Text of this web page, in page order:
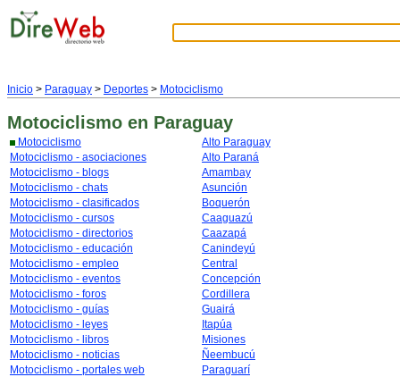
Inicio > Paraguay > Deportes > Motociclismo
Motociclismo en Paraguay
Motociclismo
Motociclismo - asociaciones
Motociclismo - blogs
Motociclismo - chats
Motociclismo - clasificados
Motociclismo - cursos
Motociclismo - directorios
Motociclismo - educación
Motociclismo - empleo
Motociclismo - eventos
Motociclismo - foros
Motociclismo - guías
Motociclismo - leyes
Motociclismo - libros
Motociclismo - noticias
Motociclismo - portales web
Alto Paraguay
Alto Paraná
Amambay
Asunción
Boquerón
Caaguazú
Caazapá
Canindeyú
Central
Concepción
Cordillera
Guairá
Itapúa
Misiones
Ñeembucú
Paraguarí